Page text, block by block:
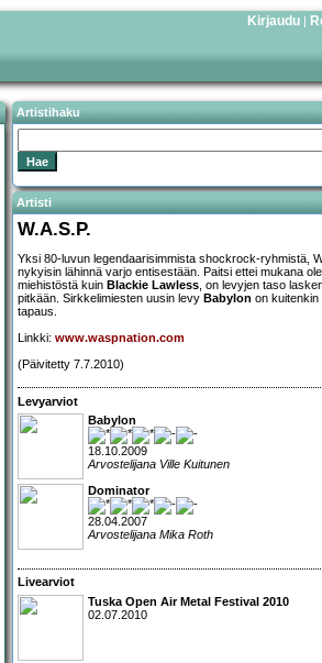
Kirjaudu |
Artistihaku
Artisti
W.A.S.P.
Yksi 80-luvun legendaarisimmista shockrock-ryhmistä,
nykyisin lähinnä varjo entisestään. Paitsi ettei mukana
miehistöstä kuin Blackie Lawless, on levyjen taso
pitkään. Sirkkelimiesten uusin levy Babylon on kuitenkin
tapaus.
Linkki: www.waspnation.com
(Päivitetty 7.7.2010)
Levyarviot
Babylon
18.10.2009
Arvostelijana Ville Kuitunen
Dominator
28.04.2007
Arvostelijana Mika Roth
Livearviot
Tuska Open Air Metal Festival 2010
02.07.2010